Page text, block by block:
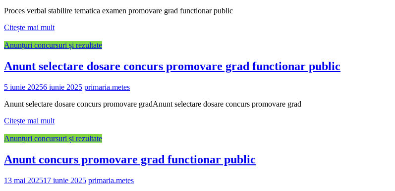
Proces verbal stabilire tematica examen promovare grad functionar public
Citește mai mult
Anunțuri concursuri și rezultate
Anunt selectare dosare concurs promovare grad functionar public
5 iunie 20256 iunie 2025 primaria.metes
Anunt selectare dosare concurs promovare gradAnunt selectare dosare concurs promovare grad
Citește mai mult
Anunțuri concursuri și rezultate
Anunt concurs promovare grad functionar public
13 mai 202517 iunie 2025 primaria.metes